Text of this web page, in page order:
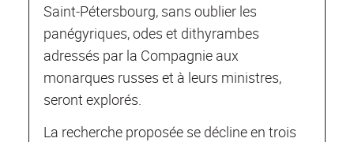
Saint‐Pétersbourg, sans oublier les
panégyriques, odes et dithyrambes
adressés par la Compagnie aux
monarques russes et à leurs ministres,
seront explorés.
La recherche proposée se décline en trois